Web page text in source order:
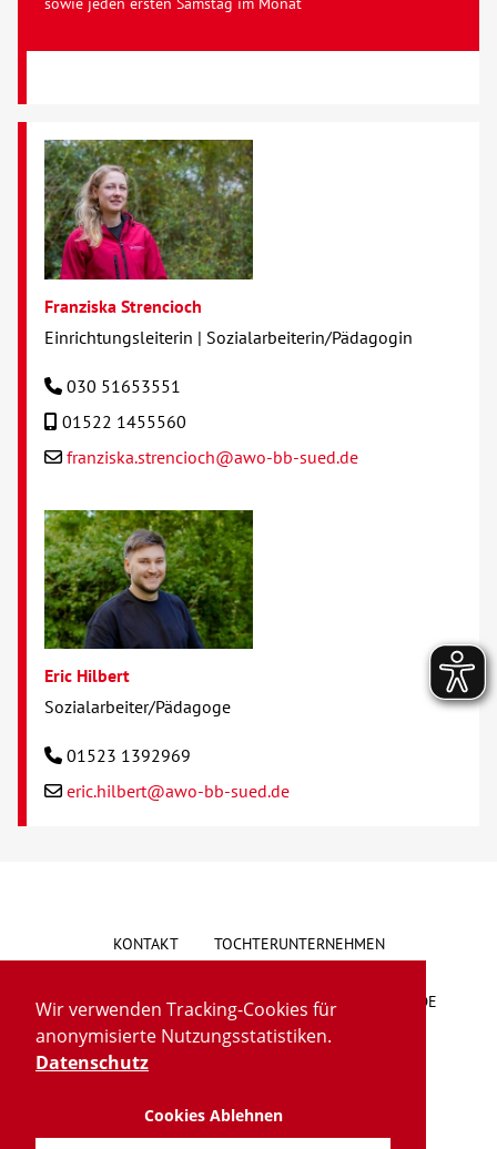
Wir verwenden Tracking-Cookies für
anonymisierte Nutzungsstatistiken.
Datenschutz
Cookies Ablehnen
Franziska Strencioch
Einrichtungsleiterin | Sozialarbeiterin/Pädagogin
030 51653551
01522 1455560
franziska.strencioch@awo-bb-sued.de
Eric Hilbert
Sozialarbeiter/Pädagoge
01523 1392969
eric.hilbert@awo-bb-sued.de
KONTAKT TOCHTERUNTERNEHMEN
HINWEISGEBERSYSTEM VORSCHLAG/BESCHWERDE
LIEFERKETTENGESETZ
IMPRESSUM DATENSCHUTZ